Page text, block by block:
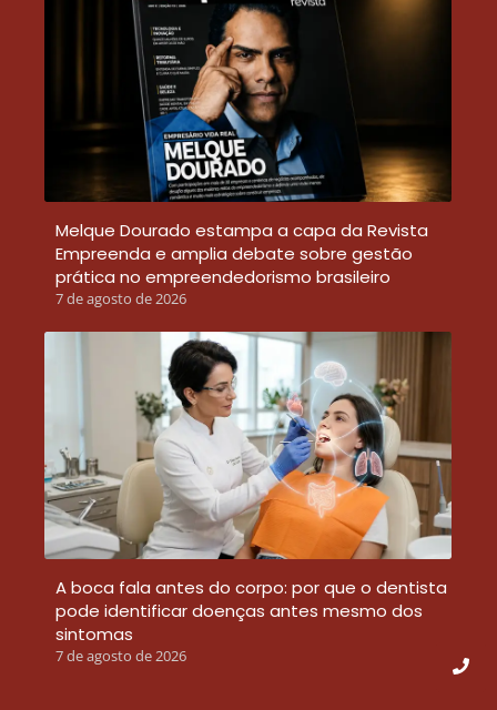
Melque Dourado estampa a capa da Revista
Empreenda e amplia debate sobre gestão
prática no empreendedorismo brasileiro
7 de agosto de 2026
A boca fala antes do corpo: por que o dentista
pode identificar doenças antes mesmo dos
sintomas
7 de agosto de 2026